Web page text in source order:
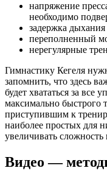
напряжение
необходимо
задержка
переполненный
нерегулярные
Гимнастику Кегеля
запомнить, что здесь
будет хвататься за все
максимально быстрого
приступившим к
наиболее простых для
увеличивать сложность
Видео —